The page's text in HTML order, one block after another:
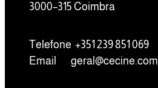
3000–315 Coimbra
Telefone +351 239 851 069
Email geral@cecine.com